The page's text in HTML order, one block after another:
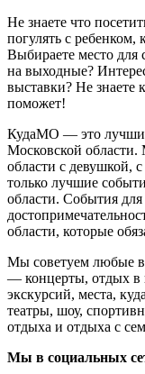
Не знаете что
погулять с ребенком,
Выбираете место для
на выходные?
выставки? Не знаете
поможет!
КудаМО — это
Московской области.
области с девушкой,
только лучшие
области. События
области, которые
Мы советуем любые
— концерты, отдых в
экскурсий, места,
театры, шоу,
отдыха и отдыха с
Мы в социальных